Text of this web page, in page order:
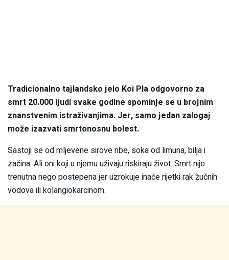
Tradicionalno tajlandsko jelo Koi Pla odgovorno za
smrt 20.000 ljudi svake godine spominje se u brojnim
znanstvenim istraživanjima. Jer, samo jedan zalogaj
može izazvati smrtonosnu bolest.
Sastoji se od mljevene sirove ribe, soka od limuna, bilja i
začina. Ali oni koji u njemu uživaju riskiraju život. Smrt nije
trenutna nego postepena jer uzrokuje inače rijetki rak žučnih
vodova ili kolangiokarcinom.